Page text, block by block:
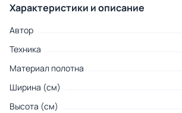
Характеристики и описание
Автор
Техника
Материал полотна
Ширина (см)
Высота (см)